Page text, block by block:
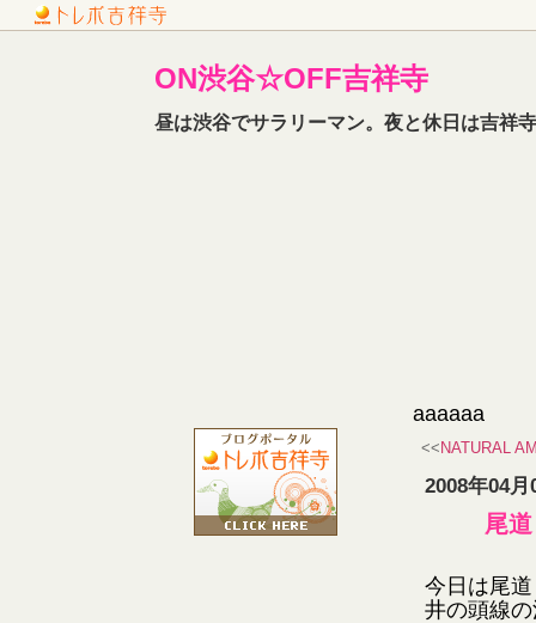
ON渋谷☆OFF吉祥寺
昼は渋谷でサラリーマン。夜と休日は吉祥
aaaaaa
<< NATURAL
2008年04月
尾
今日は尾
井の頭線